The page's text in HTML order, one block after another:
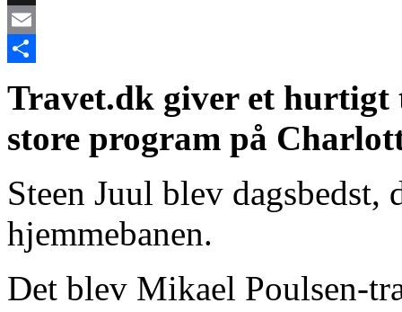
X
Email
Travet.dk giver et hurtigt
store program på
Steen Juul blev dagsbedst,
hjemmebanen.
Det blev Mikael Poulsen-